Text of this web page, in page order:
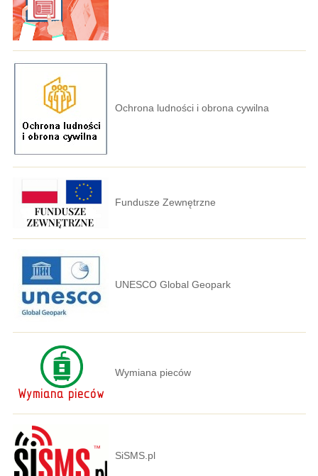
Ochrona ludności i obrona cywilna
Fundusze Zewnętrzne
UNESCO Global Geopark
Wymiana pieców
SiSMS.pl